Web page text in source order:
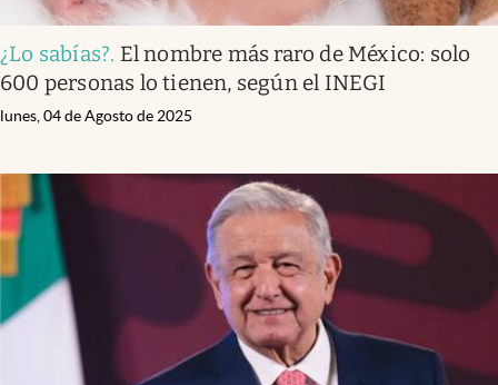
¿Lo sabías?. El nombre más raro de México: solo
600 personas lo tienen, según el INEGI
lunes, 04 de Agosto de 2025